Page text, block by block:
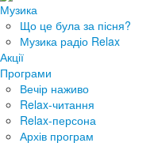
Музика
Що це була за пісня?
Музика радіо Relax
Акції
Програми
Вечір наживо
Relax-читання
Relax-персона
Архів програм